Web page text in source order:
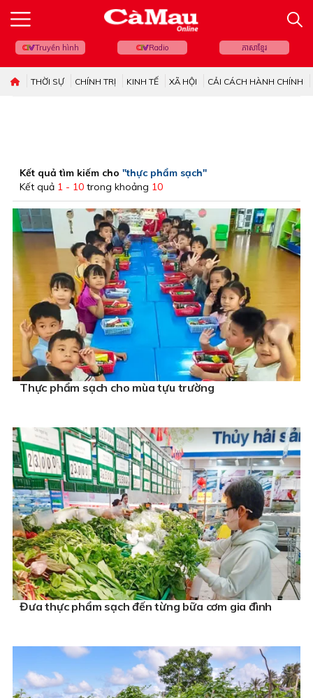
Truyền hình Radio ភាសាខ្មែរ
THỜI SỰ CHÍNH TRỊ KINH TẾ XÃ HỘI CẢI CÁCH HÀNH CHÍNH
Kết quả tìm kiếm cho "thực phẩm sạch"
Kết quả 1 - 10 trong khoảng 10
Thực phẩm sạch cho mùa tựu trường
Đưa thực phẩm sạch đến từng bữa cơm gia đình